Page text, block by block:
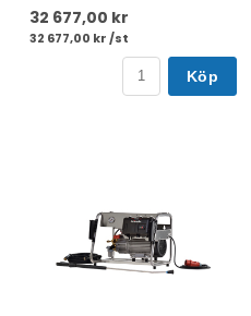
32 677,00 kr
32 677,00 kr /st
Köp